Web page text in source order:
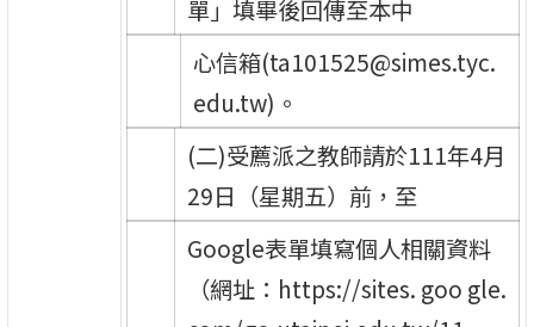
單」填畢後回傳至本中
心信箱(ta101525@simes.tyc.
edu.tw)。
(二)受薦派之教師請於111年4月
29日（星期五）前，至
Google表單填寫個人相關資料
（網址：https://sites. goo gle.